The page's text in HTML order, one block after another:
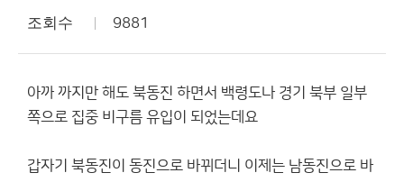
조회수 9881
아까 까지만 해도 북동진 하면서 백령도나 경기 북부 일부
쪽으로 집중 비구름 유입이 되었는데요
갑자기 북동진이 동진으로 바뀌더니 이제는 남동진으로 바